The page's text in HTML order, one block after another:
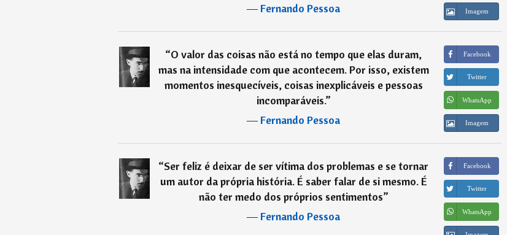
―Fernando Pessoa Imagem
“O valor das coisas não está no tempo que elas duram,
mas na intensidade com que acontecem. Por isso, existem
momentos inesquecíveis, coisas inexplicáveis e pessoas
incomparáveis.”
―Fernando Pessoa
Facebook
Twitter
WhatsApp
Imagem
“Ser feliz é deixar de ser vítima dos problemas e se tornar
um autor da própria história. É saber falar de si mesmo. É
não ter medo dos próprios sentimentos”
―Fernando Pessoa
Facebook
Twitter
WhatsApp